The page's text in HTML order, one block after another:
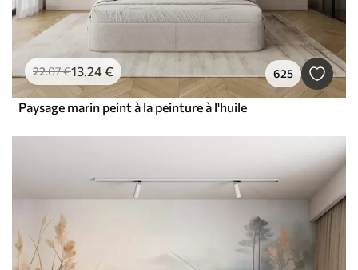
22.07€13.24€ 625
Paysage marin peint à la peinture à l'huile